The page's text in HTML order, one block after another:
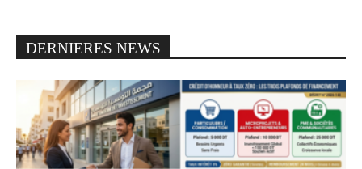
DERNIERES NEWS